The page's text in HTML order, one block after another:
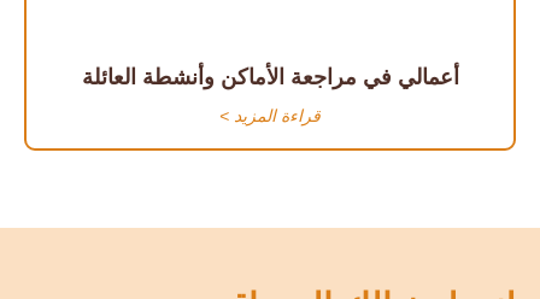
أعمالي في مراجعة الأماكن وأنشطة العائلة
قراءة المزيد >